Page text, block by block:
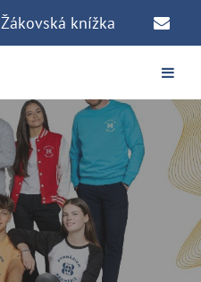
Žákovská knížka